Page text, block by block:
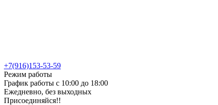
+7(916)153-53-59
Режим работы
График работы с 10:00 до 18:00
Ежедневно, без выходных
Присоединяйся!!